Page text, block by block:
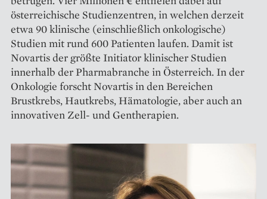
österreichische Studienzentren, in welchen derzeit
etwa 90 klinische (einschließlich onkologische)
Studien mit rund 600 Patienten laufen. Damit ist
Novartis der größte Initiator klinischer Studien
innerhalb der Pharma­branche in Österreich. In der
On­kologie forscht Novartis in den Bereichen
Brustkrebs, Hautkrebs, Hämatologie, aber auch an
inno­vativen Zell- und Gentherapien.